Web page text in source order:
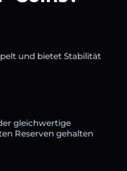
und bietet Stabilität
gleichwertige
Reserven gehalten